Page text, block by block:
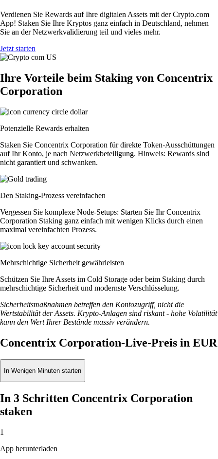
Verdienen Sie Rewards auf Ihre digitalen Assets mit der Crypto.com
App! Staken Sie Ihre Kryptos ganz einfach in Deutschland, nehmen
Sie an der Netzwerkvalidierung teil und vieles mehr.
Jetzt starten
Ihre Vorteile beim Staking von Concentrix
Corporation
Potenzielle Rewards erhalten
Staken Sie Concentrix Corporation für direkte Token-Ausschüttungen
auf Ihr Konto, je nach Netzwerkbeteiligung. Hinweis: Rewards sind
nicht garantiert und schwanken.
Den Staking-Prozess vereinfachen
Vergessen Sie komplexe Node-Setups: Starten Sie Ihr Concentrix
Corporation Staking ganz einfach mit wenigen Klicks durch einen
maximal vereinfachten Prozess.
Mehrschichtige Sicherheit gewährleisten
Schützen Sie Ihre Assets im Cold Storage oder beim Staking durch
mehrschichtige Sicherheit und modernste Verschlüsselung.
Sicherheitsmaßnahmen betreffen den Kontozugriff, nicht die
Wertstabilität der Assets. Krypto-Anlagen sind riskant - hohe Volatilität
kann den Wert Ihrer Bestände massiv verändern.
Concentrix Corporation-Live-Preis in EUR
In Wenigen Minuten starten
In 3 Schritten Concentrix Corporation
staken
1
App herunterladen